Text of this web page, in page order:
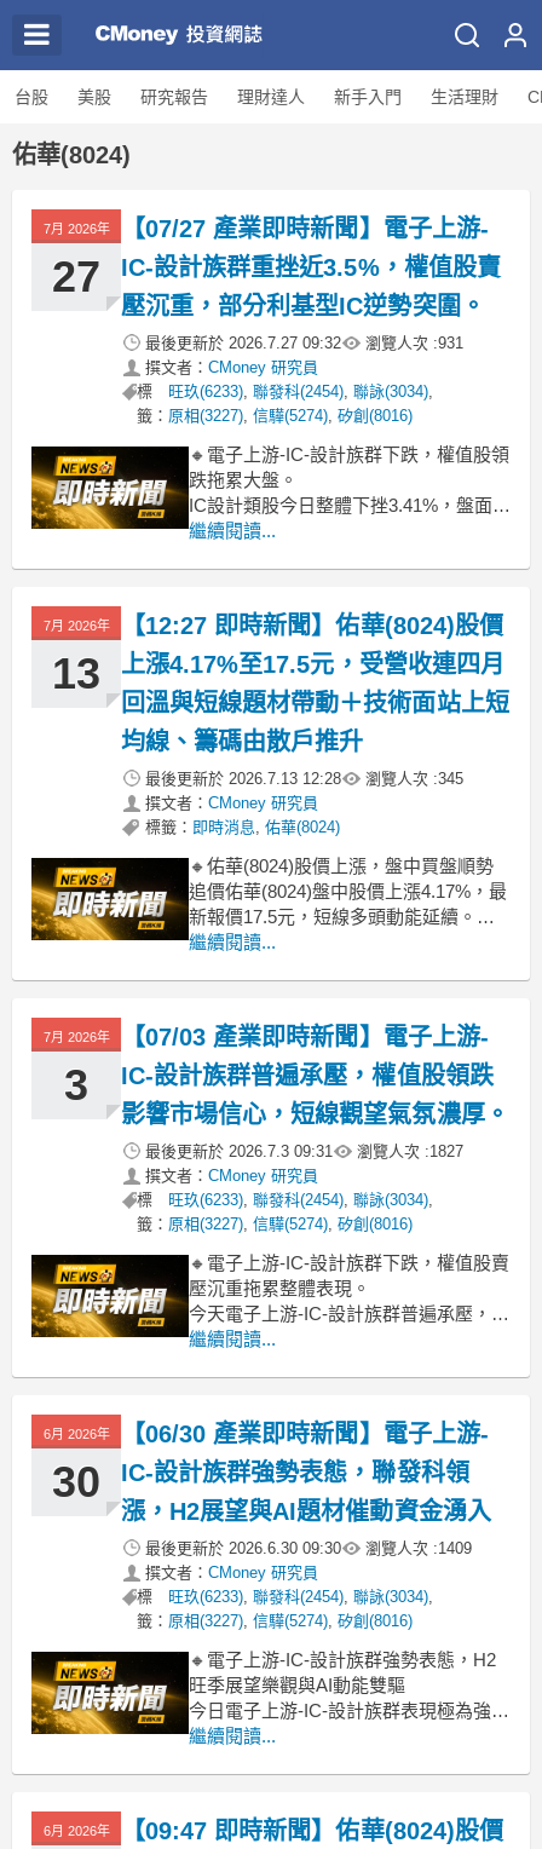
台股 美股 研究報告 理財達人 新手入門 生活理財
佑華(8024)
7月 2026年
27
【07/27 產業即時新聞】電子上游-
IC-設計族群重挫近3.5%，權值股賣
壓沉重，部分利基型IC逆勢突圍。
最後更新於 2026.7.27 09:32 瀏覽人次 :931
撰文者： CMoney 研究員
標
籤：
旺玖(6233),聯發科(2454),聯詠(3034),
原相(3227),信驊(5274),矽創(8016)
🔸電子上游-IC-設計族群下跌，權值股領
跌拖累大盤。
IC設計類股今日整體下挫3.41%，盤面綠
油油。聯發科(2454)大跌近5%，富鼎
壓力。雖有點晶(3220)、合邦(6103)漲
停，瑞昱(2379)與聯
繼續閱讀...
7月 2026年
13
【12:27 即時新聞】佑華(8024)股價
上漲4.17%至17.5元，受營收連四月
回溫與短線題材帶動＋技術面站上短
均線、籌碼由散戶推升
最後更新於 2026.7.13 12:28 瀏覽人次 :345
撰文者： CMoney 研究員
標籤： 即時消息, 佑華(8024)
🔸佑華(8024)股價上漲，盤中買盤順勢
追價佑華(8024)盤中股價上漲4.17%，最
新報價17.5元，短線多頭動能延續。近
期4至6月營收連續成長，6月年增逾七
幾季仍處虧損狀態，但在營收連續數月
走強、加上中小型IC設計股族群輪動氣
繼續閱讀...
7月 2026年
3
【07/03 產業即時新聞】電子上游-
IC-設計族群普遍承壓，權值股領跌
影響市場信心，短線觀望氣氛濃厚。
最後更新於 2026.7.3 09:31 瀏覽人次 :1827
撰文者： CMoney 研究員
標
籤：
旺玖(6233),聯發科(2454),聯詠(3034),
原相(3227),信驊(5274),矽創(8016)
🔸電子上游-IC-設計族群下跌，權值股賣
壓沉重拖累整體表現。
今天電子上游-IC-設計族群普遍承壓，類
股跌幅達到3.18%。觀察盤面，權值股賣
著拖累了族群整體表現。市場情緒偏向
謹慎，可能是受大盤近期修正以及部分
國際
繼續閱讀...
6月 2026年
30
【06/30 產業即時新聞】電子上游-
IC-設計族群強勢表態，聯發科領
漲，H2展望與AI題材催動資金湧入
最後更新於 2026.6.30 09:30 瀏覽人次 :1409
撰文者： CMoney 研究員
標
籤：
旺玖(6233),聯發科(2454),聯詠(3034),
原相(3227),信驊(5274),矽創(8016)
🔸電子上游-IC-設計族群強勢表態，H2
旺季展望樂觀與AI動能雙驅
今日電子上游-IC-設計族群表現極為強
勁，類股漲幅高達6.22%，盤中買氣熱
端到邊緣的擴展，正持續推升高階IC晶
片需求。包括聯發科、信驊、富鼎、大
繼續閱讀...
6月 2026年
【09:47 即時新聞】佑華(8024)股價